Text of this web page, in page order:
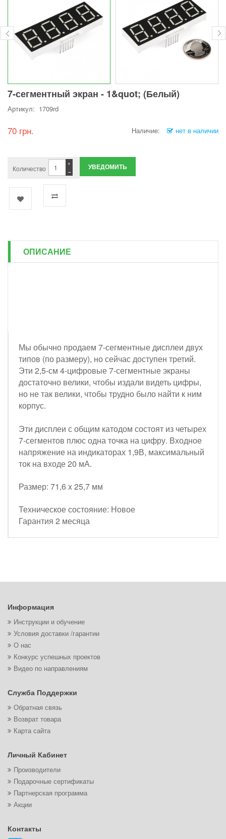
7-сегментный экран - 1&quot; (Белый)
Артикул: 1709rd
70 грн. Наличие: нет в наличии
Количество −
+ УВЕДОМИТЬ
ОПИСАНИЕ
Мы обычно продаем 7-сегментные дисплеи двух
типов (по размеру), но сейчас доступен третий.
Эти 2,5-см 4-цифровые 7-сегментные экраны
достаточно велики, чтобы издали видеть цифры,
но не так велики, чтобы трудно было найти к ним
корпус.
Эти дисплеи с общим катодом состоят из четырех
7-сегментов плюс одна точка на цифру. Входное
напряжение на индикаторах 1,9В, максимальный
ток на входе 20 мА.
Размер: 71,6 x 25,7 мм
Техническое состояние: Новое
Гарантия 2 месяца
Информация
Инструкции и обучение
Условия доставки /гарантии
О нас
Конкурс успешных проектов
Видео по направлениям
Служба Поддержки
Обратная связь
Возврат товара
Карта сайта
Личный Кабинет
Производители
Подарочные сертификаты
Партнерская программа
Акции
Контакты